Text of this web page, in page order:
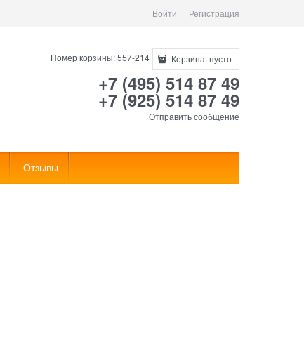
Войти Регистрация
Номер корзины: 557-214 Корзина:пусто
+7 (495) 514 87 49
+7 (925) 514 87 49
Отправить сообщение
Отзывы